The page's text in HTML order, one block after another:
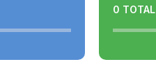
0 TOTAL